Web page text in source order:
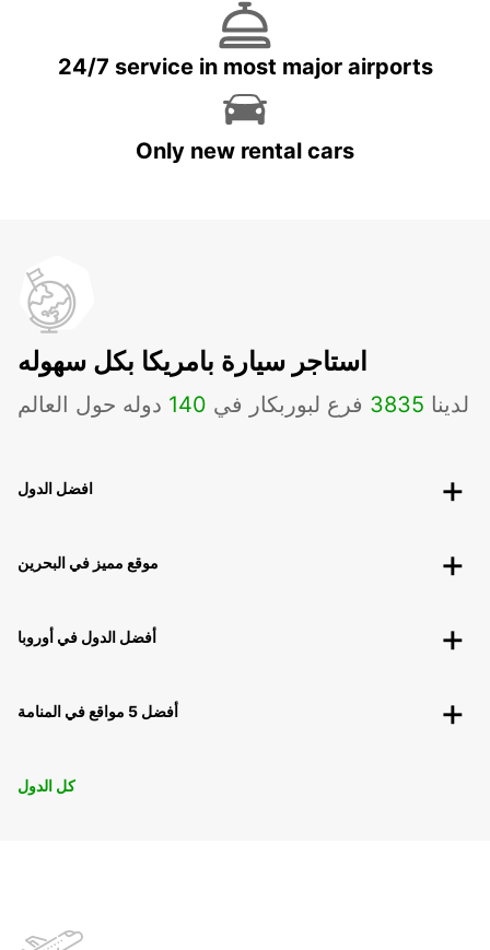
24/7 service in most major airports
Only new rental cars
استاجر سيارة بامريكا بكل سهوله
لدينا 3835 فرع لبوربكار في 140 دوله حول العالم
افضل الدول
موقع مميز في البحرين
أفضل الدول في أوروبا
أفضل 5 مواقع في المنامة
كل الدول